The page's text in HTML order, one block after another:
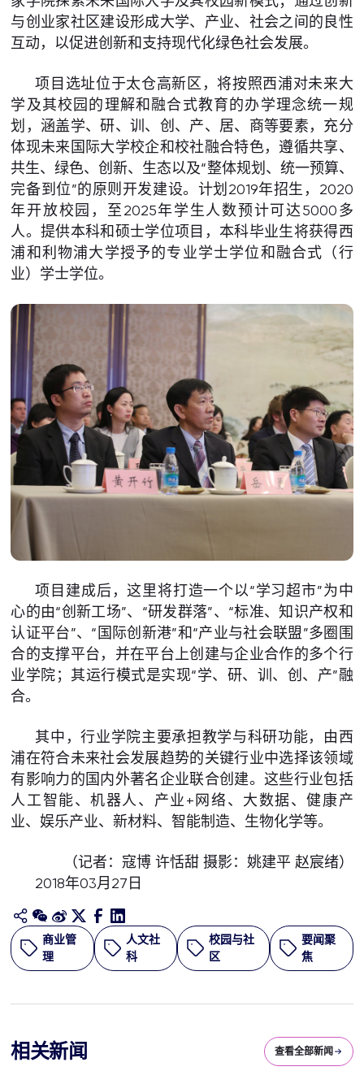
与创业家社区建设形成大学、产业、社会之间的良性
互动，以促进创新和支持现代化绿色社会发展。
项目选址位于太仓高新区，将按照西浦对未来大
学及其校园的理解和融合式教育的办学理念统一规
划，涵盖学、研、训、创、产、居、商等要素，充分
体现未来国际大学校企和校社融合特色，遵循共享、
共生、绿色、创新、生态以及“整体规划、统一预算、
完备到位”的原则开发建设。计划2019年招生，2020
年开放校园，至2025年学生人数预计可达5000多
人。提供本科和硕士学位项目，本科毕业生将获得西
浦和利物浦大学授予的专业学士学位和融合式（行
业）学士学位。
项目建成后，这里将打造一个以“学习超市”为中
心的由“创新工场”、“研发群落”、“标准、知识产权和
认证平台”、“国际创新港”和“产业与社会联盟”多圈围
合的支撑平台，并在平台上创建与企业合作的多个行
业学院；其运行模式是实现“学、研、训、创、产”融
合。
其中，行业学院主要承担教学与科研功能，由西
浦在符合未来社会发展趋势的关键行业中选择该领域
有影响力的国内外著名企业联合创建。这些行业包括
人工智能、机器人、产业+网络、大数据、健康产
业、娱乐产业、新材料、智能制造、生物化学等。
（记者：寇博 许恬甜 摄影：姚建平 赵宸绪）
2018年03月27日
商业管
理
人文社
科
校园与社
区
要闻聚
焦
相关新闻 查看全部新闻